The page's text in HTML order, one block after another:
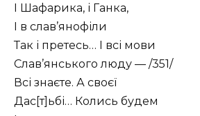
І Шафарика, і Ганка,
І в слав’янофіли
Так і претесь… І всі мови
Слав’янського люду — /351/
Всі знаєте. А своєї
Дас[т]ьбі… Колись будем